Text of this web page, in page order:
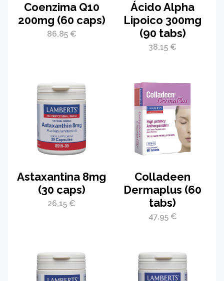
Coenzima Q10
200mg (60 caps)
86,85 €
Ácido Alpha
Lipoico 300mg
(90 tabs)
38,15 €
Astaxantina 8mg
(30 caps)
26,15 €
Colladeen
Dermaplus (60
tabs)
47,95 €